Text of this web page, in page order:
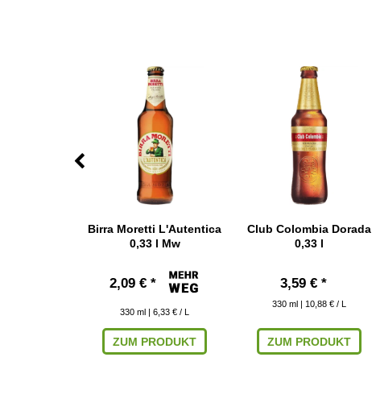
Birra Moretti L'Autentica
0,33 l Mw
2,09 € *
330 ml | 6,33 € / L
ZUM PRODUKT
Club Colombia Dorada
0,33 l
3,59 € *
330 ml | 10,88 € / L
ZUM PRODUKT